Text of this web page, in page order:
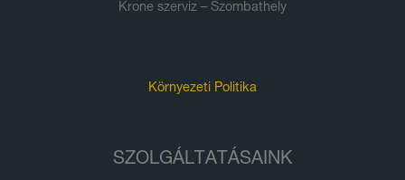
Krone szerviz – Szombathely
Környezeti Politika
SZOLGÁLTATÁSAINK